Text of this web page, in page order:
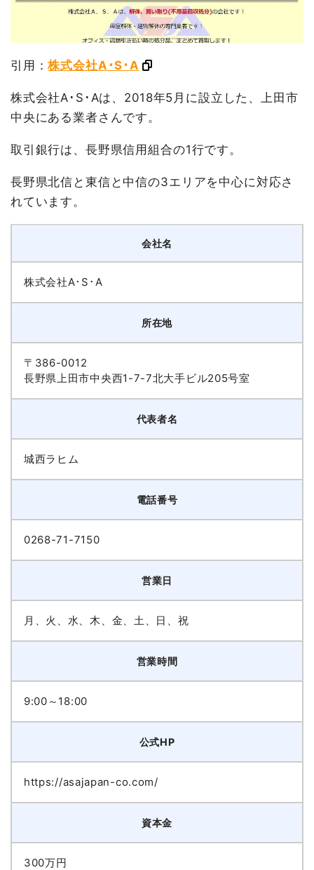
引用：株式会社A･S･A
株式会社A･S･Aは、2018年5月に設立した、上田市
中央にある業者さんです。
取引銀行は、長野県信用組合の1行です。
長野県北信と東信と中信の3エリアを中心に対応さ
れています。
会社名
株式会社A･S･A
所在地
〒386-0012
長野県上田市中央西1-7-7北大手ビル205号室
代表者名
城西ラヒム
電話番号
0268-71-7150
営業日
月、火、水、木、金、土、日、祝
営業時間
9:00～18:00
公式HP
https://asajapan-co.com/
資本金
300万円